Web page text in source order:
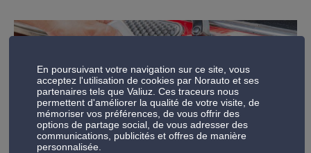
En poursuivant votre navigation sur ce site, vous
acceptez l'utilisation de cookies par Norauto et ses
partenaires tels que Valiuz. Ces traceurs nous
permettent d'améliorer la qualité de votre visite, de
mémoriser vos préférences, de vous offrir des
options de partage social, de vous adresser des
communications, publicités et offres de manière
personnalisée.